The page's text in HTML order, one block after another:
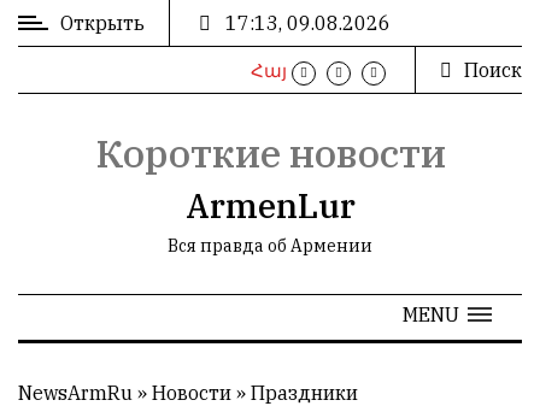
ВХОД
РЕГИСТРАЦИЯ
РЕКЛАМА
Открыть 17:13, 09.08.2026
Հայ Поиск
Короткие новости
ArmenLur
Вся правда об Армении
MENU
NewsArmRu » Новости » Праздники